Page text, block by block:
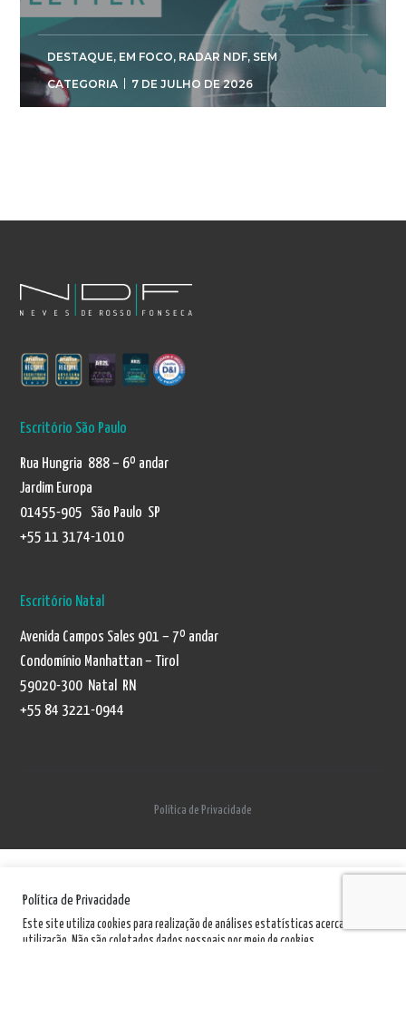
DESTAQUE, EM FOCO, RADAR NDF, SEM
CATEGORIA
7 DE JULHO DE 2026
Escritório São Paulo
Rua Hungria 888 – 6º andar
Jardim Europa
01455-905 São Paulo SP
+55 11 3174-1010
Escritório Natal
Avenida Campos Sales 901 – 7º andar
Condomínio Manhattan – Tirol
59020-300 Natal RN
+55 84 3221-0944
Política de Privacidade
Política de Privacidade
Este site utiliza cookies para realização de análises estatísticas acerca de sua
utilização. Não são coletados dados pessoais por meio de cookies.